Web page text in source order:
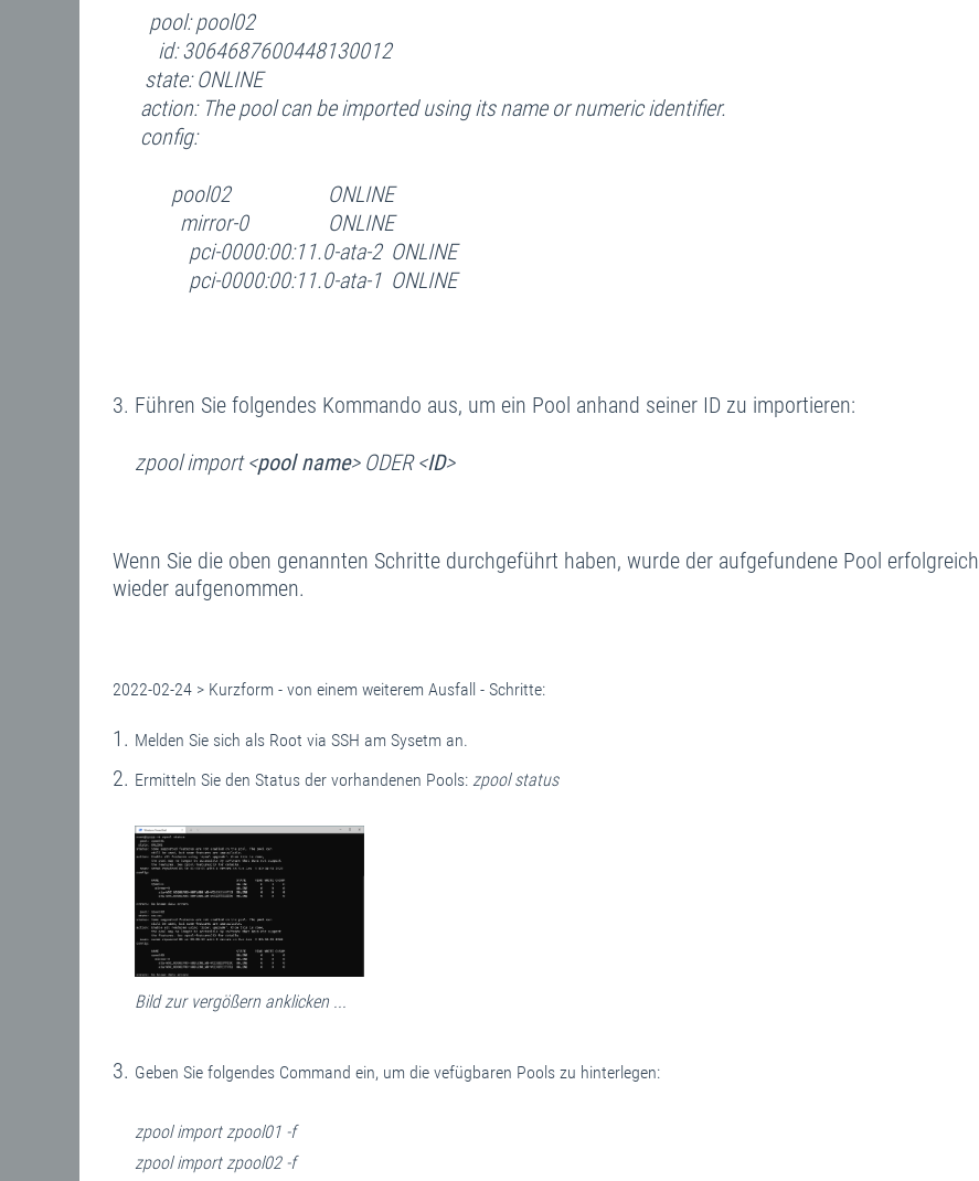
pool: pool02
id: 3064687600448130012
state: ONLINE
action: The pool can be imported using its name or numeric identifier.
config:
pool02 ONLINE
mirror-0 ONLINE
pci-0000:00:11.0-ata-2 ONLINE
pci-0000:00:11.0-ata-1 ONLINE
Führen Sie folgendes Kommando aus, um ein Pool anhand seiner ID zu importieren:
zpool import <pool name> ODER <ID>
Wenn Sie die oben genannten Schritte durchgeführt haben, wurde der aufgefundene Pool erfolgreich
wieder aufgenommen.
2022-02-24 > Kurzform - von einem weiterem Ausfall - Schritte:
Melden Sie sich als Root via SSH am Sysetm an.
Ermitteln Sie den Status der vorhandenen Pools: zpool status
Bild zur vergößern anklicken ...
Geben Sie folgendes Command ein, um die vefügbaren Pools zu hinterlegen:
zpool import zpool01 -f
zpool import zpool02 -f